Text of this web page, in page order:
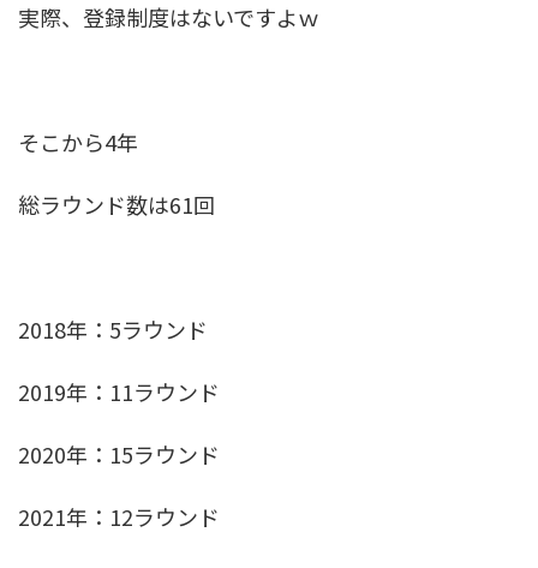
実際、登録制度はないですよｗ
そこから4年
総ラウンド数は61回
2018年：5ラウンド
2019年：11ラウンド
2020年：15ラウンド
2021年：12ラウンド